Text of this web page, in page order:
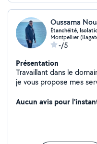
Oussama
Étanchéité,
Montpellier
-/5
Présentation
Travaillant dans le
je vous propose mes services. Je réalise
bricolages )
Aucun avis pour